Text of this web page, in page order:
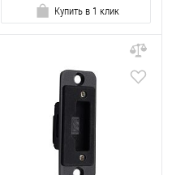
Купить в 1 клик